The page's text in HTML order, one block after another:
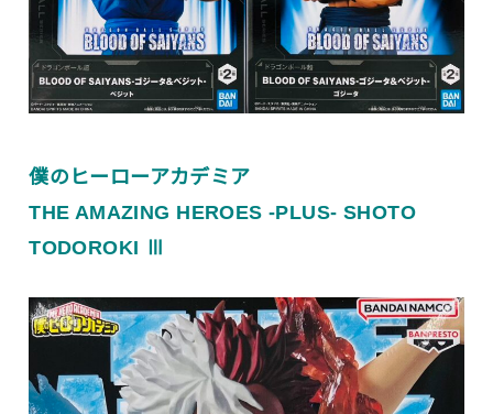
僕のヒーローアカデミア
THE AMAZING HEROES -PLUS- SHOTO
TODOROKI Ⅲ